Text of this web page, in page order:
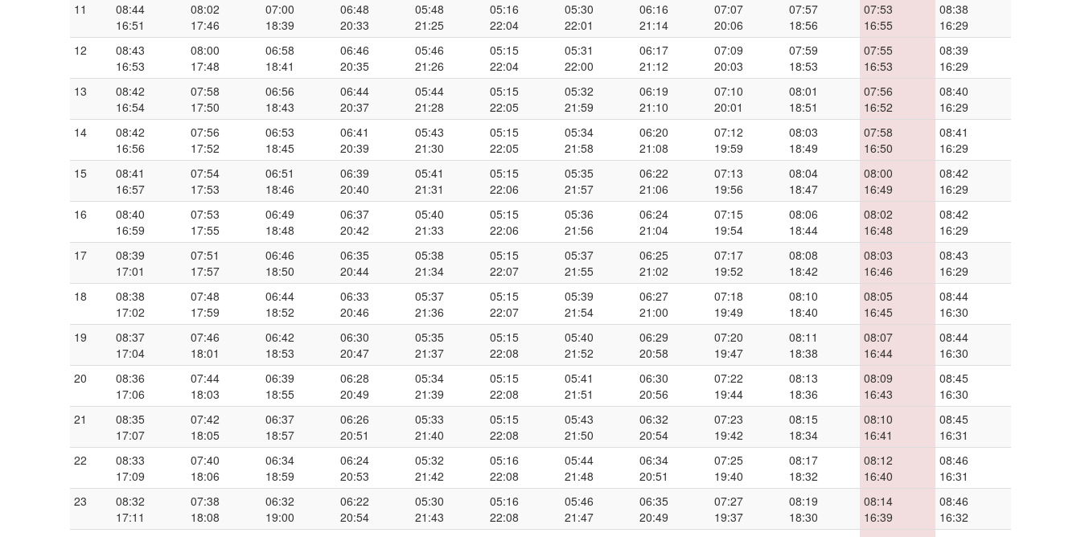
11
08:44
16:51
08:02
17:46
07:00
18:39
06:48
20:33
05:48
21:25
05:16
22:04
05:30
22:01
06:16
21:14
07:07
20:06
07:57
18:56
07:53
16:55
08:38
16:29
12
08:43
16:53
08:00
17:48
06:58
18:41
06:46
20:35
05:46
21:26
05:15
22:04
05:31
22:00
06:17
21:12
07:09
20:03
07:59
18:53
07:55
16:53
08:39
16:29
13
08:42
16:54
07:58
17:50
06:56
18:43
06:44
20:37
05:44
21:28
05:15
22:05
05:32
21:59
06:19
21:10
07:10
20:01
08:01
18:51
07:56
16:52
08:40
16:29
14
08:42
16:56
07:56
17:52
06:53
18:45
06:41
20:39
05:43
21:30
05:15
22:05
05:34
21:58
06:20
21:08
07:12
19:59
08:03
18:49
07:58
16:50
08:41
16:29
15
08:41
16:57
07:54
17:53
06:51
18:46
06:39
20:40
05:41
21:31
05:15
22:06
05:35
21:57
06:22
21:06
07:13
19:56
08:04
18:47
08:00
16:49
08:42
16:29
16
08:40
16:59
07:53
17:55
06:49
18:48
06:37
20:42
05:40
21:33
05:15
22:06
05:36
21:56
06:24
21:04
07:15
19:54
08:06
18:44
08:02
16:48
08:42
16:29
17
08:39
17:01
07:51
17:57
06:46
18:50
06:35
20:44
05:38
21:34
05:15
22:07
05:37
21:55
06:25
21:02
07:17
19:52
08:08
18:42
08:03
16:46
08:43
16:29
18
08:38
17:02
07:48
17:59
06:44
18:52
06:33
20:46
05:37
21:36
05:15
22:07
05:39
21:54
06:27
21:00
07:18
19:49
08:10
18:40
08:05
16:45
08:44
16:30
19
08:37
17:04
07:46
18:01
06:42
18:53
06:30
20:47
05:35
21:37
05:15
22:08
05:40
21:52
06:29
20:58
07:20
19:47
08:11
18:38
08:07
16:44
08:44
16:30
20
08:36
17:06
07:44
18:03
06:39
18:55
06:28
20:49
05:34
21:39
05:15
22:08
05:41
21:51
06:30
20:56
07:22
19:44
08:13
18:36
08:09
16:43
08:45
16:30
21
08:35
17:07
07:42
18:05
06:37
18:57
06:26
20:51
05:33
21:40
05:15
22:08
05:43
21:50
06:32
20:54
07:23
19:42
08:15
18:34
08:10
16:41
08:45
16:31
22
08:33
17:09
07:40
18:06
06:34
18:59
06:24
20:53
05:32
21:42
05:16
22:08
05:44
21:48
06:34
20:51
07:25
19:40
08:17
18:32
08:12
16:40
08:46
16:31
23
08:32
17:11
07:38
18:08
06:32
19:00
06:22
20:54
05:30
21:43
05:16
22:08
05:46
21:47
06:35
20:49
07:27
19:37
08:19
18:30
08:14
16:39
08:46
16:32